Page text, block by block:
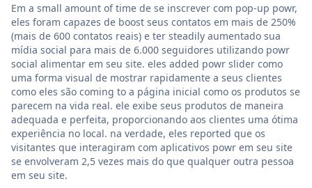
Em a small amount of time de se inscrever com pop-up powr,
eles foram capazes de boost seus contatos em mais de 250%
(mais de 600 contatos reais) e ter steadily aumentado sua
mídia social para mais de 6.000 seguidores utilizando powr
social alimentar em seu site. eles added powr slider como
uma forma visual de mostrar rapidamente a seus clientes
como eles são coming to a página inicial como os produtos se
parecem na vida real. ele exibe seus produtos de maneira
adequada e perfeita, proporcionando aos clientes uma ótima
experiência no local. na verdade, eles reported que os
visitantes que interagiram com aplicativos powr em seu site
se envolveram 2,5 vezes mais do que qualquer outra pessoa
em seu site.